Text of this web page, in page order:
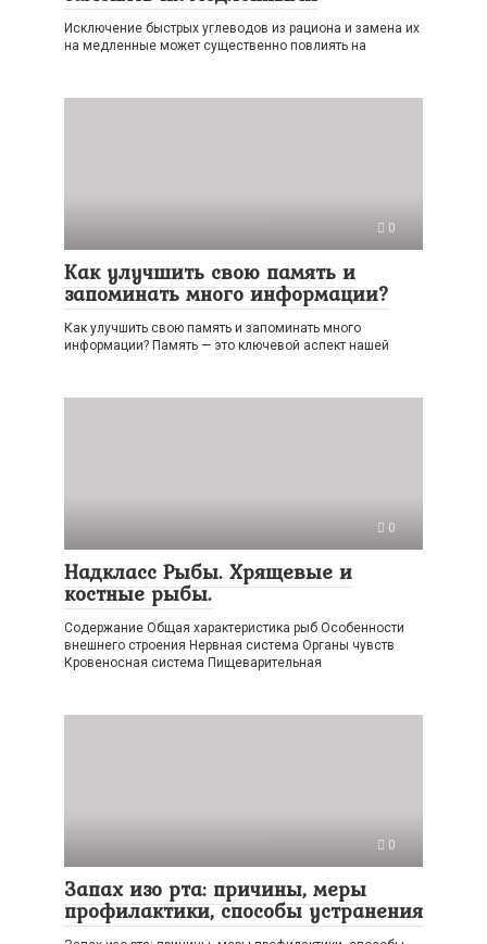
Исключение быстрых углеводов из рациона и замена их
на медленные может существенно повлиять на
0
Как улучшить свою память и
запоминать много информации?
Как улучшить свою память и запоминать много
информации? Память — это ключевой аспект нашей
0
Надкласс Рыбы. Хрящевые и
костные рыбы.
Содержание Общая характеристика рыб Особенности
внешнего строения Нервная система Органы чувств
Кровеносная система Пищеварительная
0
Запах изо рта: причины, меры
профилактики, способы устранения